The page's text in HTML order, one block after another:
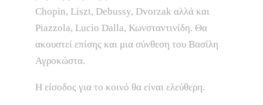
Chopin, Liszt, Debussy, Dvorzak αλλά και
Piazzola, Lucio Dalla, Κωνσταντινίδη. Θα
ακουστεί επίσης και μια σύνθεση του Βασίλη
Αγροκώστα.
Η είσοδος για το κοινό θα είναι ελεύθερη.